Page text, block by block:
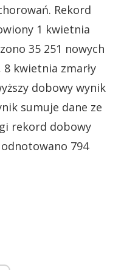
Rekord
1 kwietnia
35 251 nowych
kwietnia zmarły
dobowy wynik
sumuje dane ze
rekord dobowy
794